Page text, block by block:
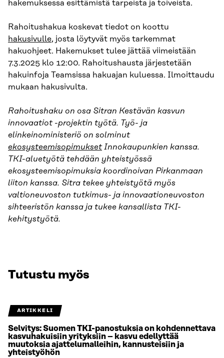
hakemuksessa esittämistä tarpeista ja toiveista.
Rahoitushakua koskevat tiedot on koottu
hakusivulle, josta löytyvät myös tarkemmat
hakuohjeet. Hakemukset tulee jättää viimeistään
7.3.2025 klo 12:00. Rahoitushausta järjestetään
hakuinfoja Teamsissa hakuajan kuluessa. Ilmoittaudu
mukaan hakusivulta.
Rahoitushaku on osa Sitran Kestävän kasvun
innovaatiot -projektin työtä. Työ- ja
elinkeinoministeriö on solminut
ekosysteemisopimuksetInnokaupunkien kanssa.
TKI-aluetyötä tehdään yhteistyössä
ekosysteemisopimuksia koordinoivan Pirkanmaan
liiton kanssa. Sitra tekee yhteistyötä myös
valtioneuvoston tutkimus- ja innovaationeuvoston
sihteeristön kanssa ja tukee kansallista TKI-
kehitystyötä.
Tutustu myös
ARTIKKELI
Selvitys: Suomen TKI-panostuksia on kohdennettava
kasvuhakuisiin yrityksiin – kasvu edellyttää
muutoksia ajattelumalleihin, kannusteisiin ja
yhteistyöhön